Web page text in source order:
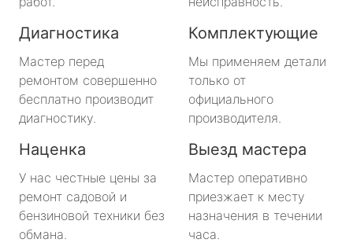
Диагностика
Мастер перед
ремонтом совершенно
бесплатно производит
диагностику.
Комплектующие
Мы применяем детали
только от
официального
производителя.
Наценка
У нас честные цены за
ремонт садовой и
бензиновой техники без
обмана.
Выезд мастера
Мастер оперативно
приезжает к месту
назначения в течении
часа.